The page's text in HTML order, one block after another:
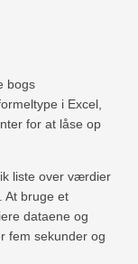
bogs
i Excel,
for at låse op
liste over værdier
At bruge et
dataene og
fem sekunder og